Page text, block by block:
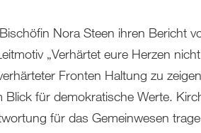
Nora Steen ihren Bericht
„Verhärtet eure Herzen
Fronten Haltung zu
für demokratische Werte.
für das Gemeinwesen